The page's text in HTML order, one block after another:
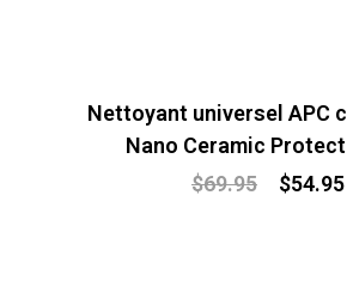
Nettoyant universel APC
Nano Ceramic Protect
$69.95 $54.95